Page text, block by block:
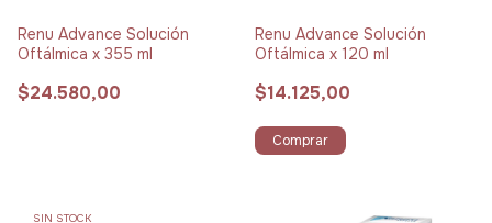
Renu Advance Solución
Oftálmica x 355 ml
$24.580,00
Renu Advance Solución
Oftálmica x 120 ml
$14.125,00
Comprar
SIN STOCK